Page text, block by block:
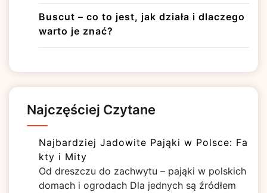
Buscut – co to jest, jak działa i dlaczego
warto je znać?
Najczęściej Czytane
Najbardziej Jadowite Pająki w Polsce: Fa
kty i Mity
Od dreszczu do zachwytu – pająki w polskich
domach i ogrodach Dla jednych są źródłem